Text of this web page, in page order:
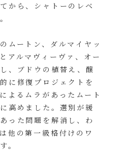
から、シャトーのレベ
ムートン、ダルマイヤッ
アルマヴィーヴァ、オー
、ブドウの植替え、醸
に修復プロジェクトを
よるムラがあったムート
高めました。選別が緩
った問題を解消し、わ
他の第一級格付けのワ
。